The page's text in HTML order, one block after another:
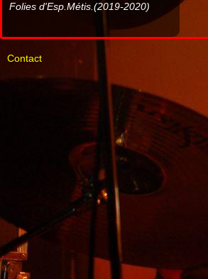
Folies d'Esp.Métis.(2019-2020)
Contact